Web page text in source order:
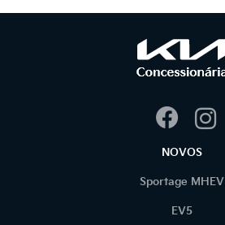
NOVOS
Sportage MHEV
EV5